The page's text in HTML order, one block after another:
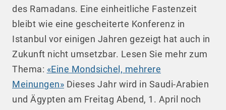
des Ramadans. Eine einheitliche Fastenzeit
bleibt wie eine gescheiterte Konferenz in
Istanbul vor einigen Jahren gezeigt hat auch in
Zukunft nicht umsetzbar. Lesen Sie mehr zum
Thema: «Eine Mondsichel, mehrere
Meinungen» Dieses Jahr wird in Saudi-Arabien
und Ägypten am Freitag Abend, 1. April noch